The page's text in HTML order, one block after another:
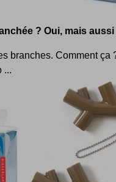
? Oui, mais
branches. Comment ça
...